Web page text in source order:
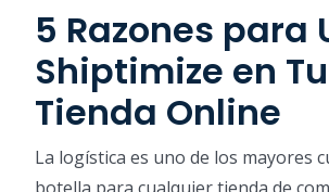
5 Razones para
Shiptimize en Tu
Tienda Online
La logística es uno de los mayores